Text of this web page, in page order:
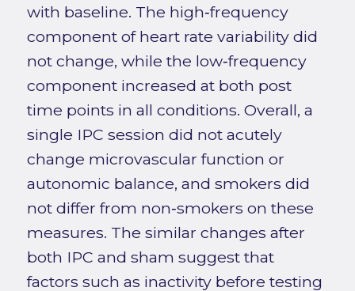
with baseline. The high‑frequency
component of heart rate variability did
not change, while the low‑frequency
component increased at both post
time points in all conditions. Overall, a
single IPC session did not acutely
change microvascular function or
autonomic balance, and smokers did
not differ from non‑smokers on these
measures. The similar changes after
both IPC and sham suggest that
factors such as inactivity before testing